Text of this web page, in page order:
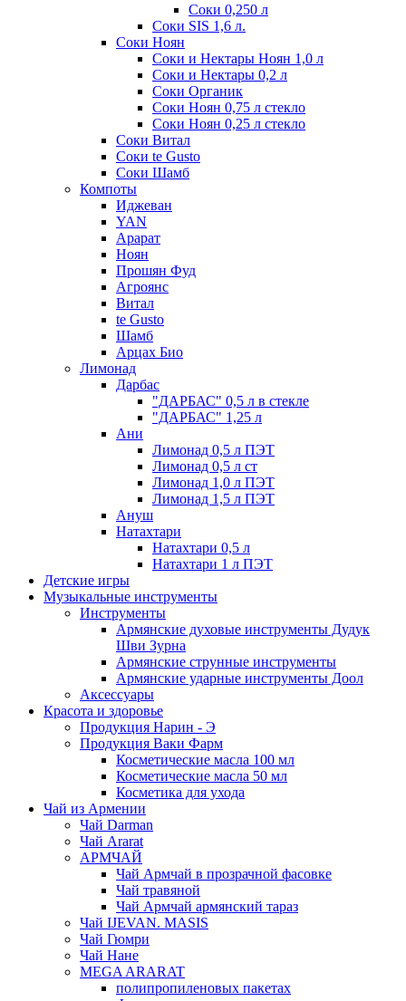
Соки 0,250 л
Соки SIS 1,6 л.
Соки Ноян
Соки и Нектары Ноян 1,0 л
Соки и Нектары 0,2 л
Соки Органик
Соки Ноян 0,75 л стекло
Соки Ноян 0,25 л стекло
Соки Витал
Соки te Gusto
Соки Шамб
Компоты
Иджеван
YAN
Арарат
Ноян
Прошян Фуд
Агроянс
Витал
te Gusto
Шамб
Арцах Био
Лимонад
Дарбас
"ДАРБАС" 0,5 л в стекле
"ДАРБАС" 1,25 л
Ани
Лимонад 0,5 л ПЭТ
Лимонад 0,5 л ст
Лимонад 1,0 л ПЭТ
Лимонад 1,5 л ПЭТ
Ануш
Натахтари
Натахтари 0,5 л
Натахтари 1 л ПЭТ
Детские игры
Музыкальные инструменты
Инструменты
Армянские духовые инструменты Дудук
Шви Зурна
Армянские струнные инструменты
Армянские ударные инструменты Доол
Аксессуары
Красота и здоровье
Продукция Нарин - Э
Продукция Ваки Фарм
Косметические масла 100 мл
Косметические масла 50 мл
Косметика для ухода
Чай из Армении
Чай Darman
Чай Ararat
АРМЧАЙ
Чай Армчай в прозрачной фасовке
Чай травяной
Чай Армчай армянский тараз
Чай IJEVAN. MASIS
Чай Гюмри
Чай Нане
MEGA ARARAT
полипропиленовых пакетах